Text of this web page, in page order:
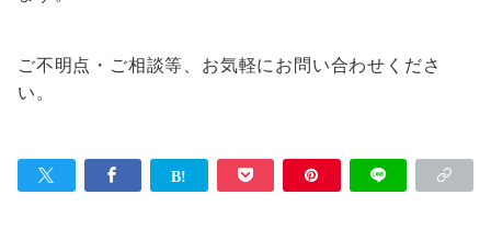
ご不明点・ご相談等、お気軽にお問い合わせくださ
い。